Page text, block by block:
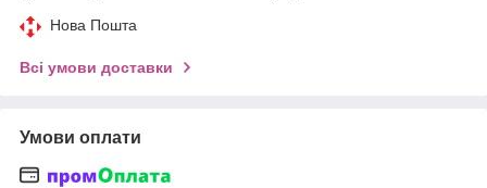
Нова Пошта
Всі умови доставки
Умови оплати